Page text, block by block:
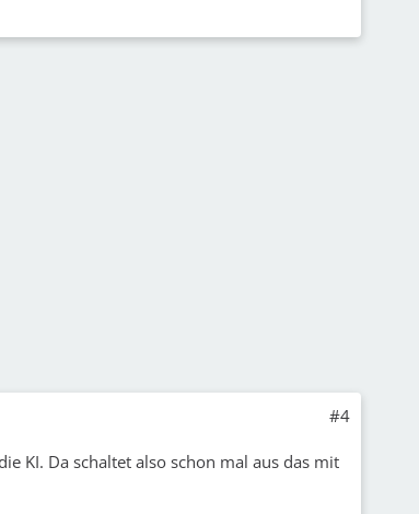
#4
KI. Da schaltet also schon mal aus das mit